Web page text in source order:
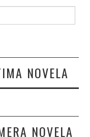
NOVELA
NOVELA